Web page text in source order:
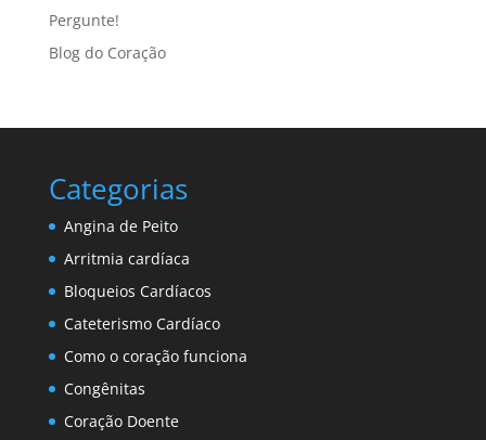
Pergunte!
Blog do Coração
Categorias
Angina de Peito
Arritmia cardíaca
Bloqueios Cardíacos
Cateterismo Cardíaco
Como o coração funciona
Congênitas
Coração Doente